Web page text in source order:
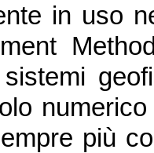
in uso
più